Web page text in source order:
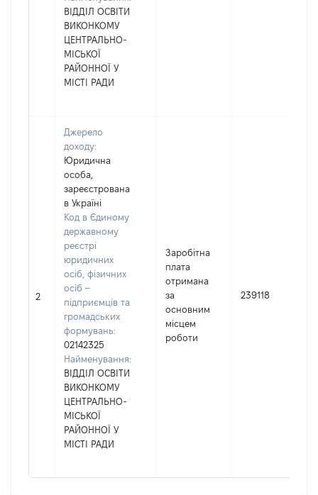
ВІДДІЛ ОСВІТИ
ВИКОНКОМУ
ЦЕНТРАЛЬНО-
МІСЬКОЇ
РАЙОННОЇ У
МІСТІ РАДИ
2
Джерело
доходу:
Юридична
особа,
зареєстрована
в Україні
Код в Єдиному
державному
реєстрі
юридичних
осіб, фізичних
осіб –
підприємців та
громадських
формувань:
02142325
Найменування:
ВІДДІЛ ОСВІТИ
ВИКОНКОМУ
ЦЕНТРАЛЬНО-
МІСЬКОЇ
РАЙОННОЇ У
МІСТІ РАДИ
Заробітна
плата
отримана
за
основним
місцем
роботи
239118